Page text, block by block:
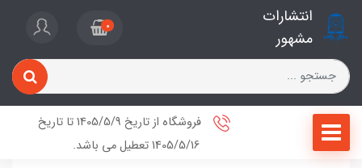
انتشارات
مشهور
0
فروشگاه از تاریخ 1405/5/9 تا تاریخ
1405/5/16 تعطیل می باشد.